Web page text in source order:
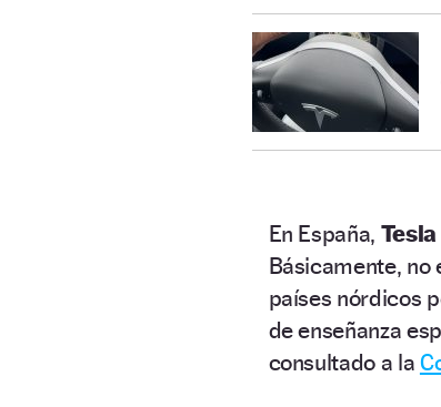
En España,
Básicamente, no
países nórdicos
de enseñanza
consultado a la